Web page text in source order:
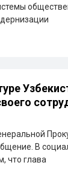
В
что глава